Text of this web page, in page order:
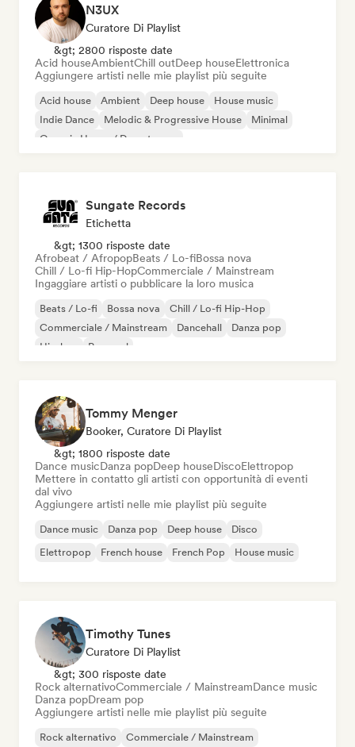
N3UX
Curatore Di Playlist
&gt; 2800 risposte date
Acid houseAmbientChill outDeep houseElettronica
Aggiungere artisti nelle mie playlist più seguite
Acid house Ambient Deep house
House music
Indie Dance
Melodic & Progressive House
Minimal
Organic House / Downtempo
Sungate Records
Etichetta
&gt; 1300 risposte date
Afrobeat / AfropopBeats / Lo-fiBossa nova
Chill / Lo-fi Hip-HopCommerciale / Mainstream
Ingaggiare artisti o pubblicare la loro musica
Beats / Lo-fi Bossa nova
Chill / Lo-fi Hip-Hop
Commerciale / Mainstream
Dancehall
Danza pop
Hip-hop
Pop soul
Tommy Menger
Booker, Curatore Di Playlist
&gt; 1800 risposte date
Dance musicDanza popDeep houseDiscoElettropop
Mettere in contatto gli artisti con opportunità di eventi
dal vivo
Aggiungere artisti nelle mie playlist più seguite
Dance music Danza pop Deep house
Disco
Elettropop
French house French Pop House music
Timothy Tunes
Curatore Di Playlist
&gt; 300 risposte date
Rock alternativoCommerciale / MainstreamDance music
Danza popDream pop
Aggiungere artisti nelle mie playlist più seguite
Rock alternativo Commerciale / Mainstream